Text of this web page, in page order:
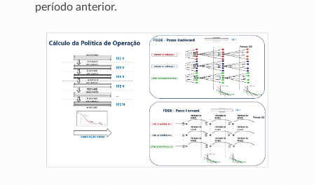
período anterior.